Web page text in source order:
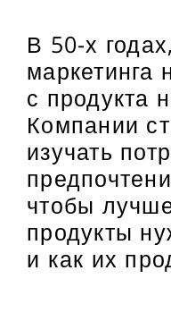
В 50-х
маркетинга
с продукта
Компании
изучать
чтобы
продукты
и как их